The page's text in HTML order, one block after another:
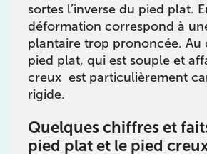
sortes l’inverse du pied plat.
déformation correspond à
plantaire trop prononcée. Au
pied plat, qui est souple et
creux est particulièrement
rigide.
Quelques chiffres et
pied plat et le pied
IK PARIS 16 – TROCADÉRO
8 Av. de Camoens 75116
01 42 15 22 46